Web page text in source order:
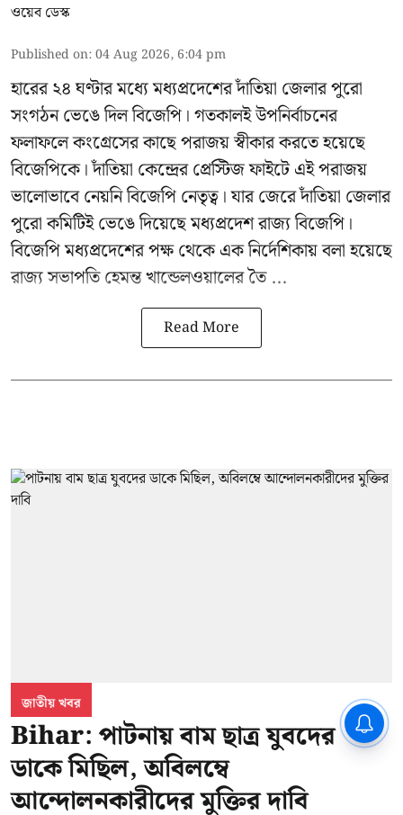
ওয়েব ডেস্ক
Published on:04 Aug 2026, 6:04 pm
হারের ২৪ ঘণ্টার মধ্যে মধ্যপ্রদেশের দাঁতিয়া জেলার পুরো
সংগঠন ভেঙে দিল বিজেপি। গতকালই উপনির্বাচনের
ফলাফলে কংগ্রেসের কাছে পরাজয় স্বীকার করতে হয়েছে
বিজেপিকে। দাঁতিয়া কেন্দ্রের প্রেস্টিজ ফাইটে এই পরাজয়
ভালোভাবে নেয়নি বিজেপি নেতৃত্ব। যার জেরে দাঁতিয়া জেলার
পুরো কমিটিই ভেঙে দিয়েছে মধ্যপ্রদেশ রাজ্য বিজেপি।
বিজেপি মধ্যপ্রদেশের পক্ষ থেকে এক নির্দেশিকায় বলা হয়েছে
রাজ্য সভাপতি হেমন্ত খান্ডেলওয়ালের তৈ ...
Read More
জাতীয় খবর
Bihar: পাটনায় বাম ছাত্র যুবদের
ডাকে মিছিল, অবিলম্বে
আন্দোলনকারীদের মুক্তির দাবি
ভোট ঘোষণার প্রতিবাদ - আদালতের
দ্বারস্থ হবে সিপিআইএম